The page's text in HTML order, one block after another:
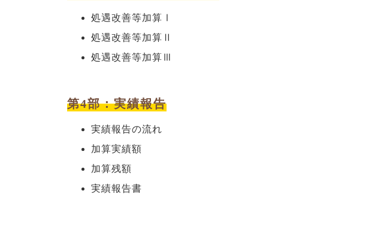
処遇改善等加算Ⅰ
処遇改善等加算Ⅱ
処遇改善等加算Ⅲ
第4部：実績報告
実績報告の流れ
加算実績額
加算残額
実績報告書